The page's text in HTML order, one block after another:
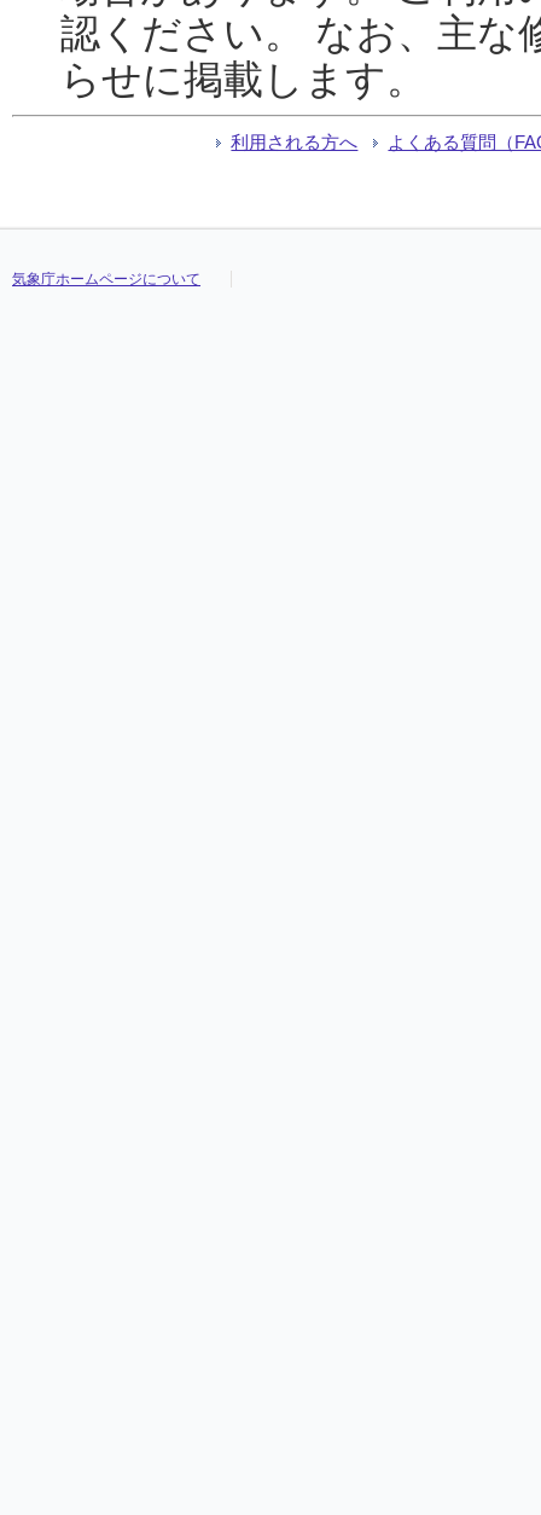
認ください。 なお、主な
らせに掲載します。
利用される方へ よくある質問（
気象庁ホームページについて